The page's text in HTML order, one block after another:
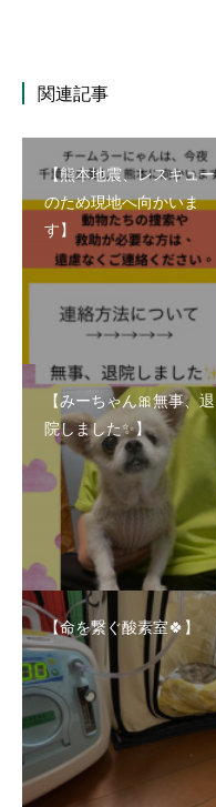
関連記事
【熊本地震、レスキュー
のため現地へ向かいま
す】
【みーちゃん🎀無事、退
院しました✨】
【命を繋ぐ酸素室🍀】